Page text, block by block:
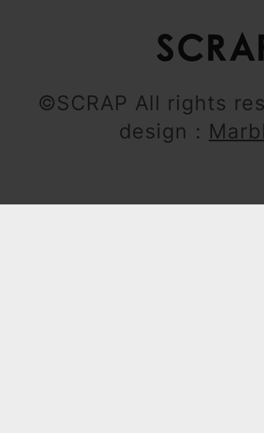
©SCRAP All rights
design：